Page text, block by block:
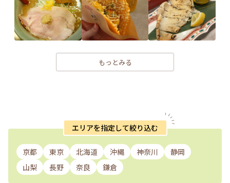
もっとみる
エリアを指定して絞り込む
京都 東京 北海道 沖縄 神奈川
静岡
山梨
長野 奈良 鎌倉